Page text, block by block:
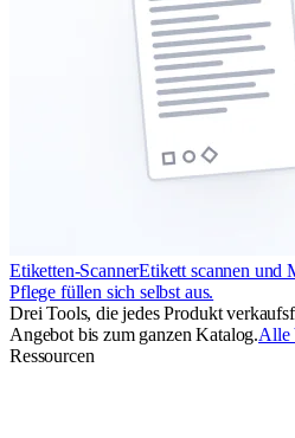
Etiketten-ScannerEtikett scannen und
Pflege füllen sich selbst aus.
Drei Tools, die jedes Produkt
Angebot bis zum ganzen Katalog.Alle
Ressourcen